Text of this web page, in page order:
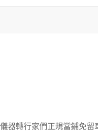
器轉行家們正規當鋪免留